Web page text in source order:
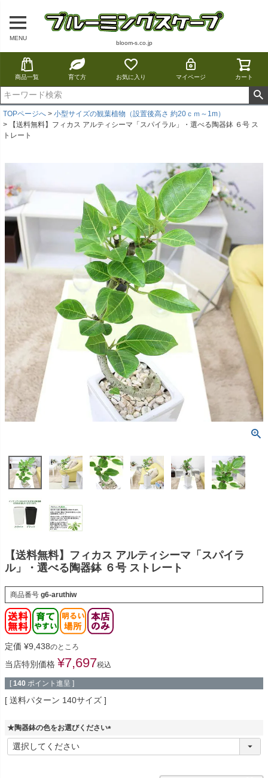
MENU
bloom-s.co.jp
商品一覧 育て方 お気に入り マイページ カート
TOPページへ
小型サイズの観葉植物（設置後高さ 約20ｃｍ～1m）
【送料無料】フィカス アルティシーマ「スパイラル」・選べる陶器鉢 ６号 ス
トレート
【送料無料】フィカス アルティシーマ「スパイラ
ル」・選べる陶器鉢 ６号 ストレート
商品番号 g6-aruthiw
定価 ¥9,438のところ
当店特別価格 ¥7,697税込
[ 140 ポイント進呈 ]
送料パターン 140サイズ
★陶器鉢の色をお選びください
(